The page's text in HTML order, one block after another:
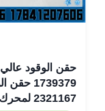
2321167 لمحرك كاتربيلر 3126